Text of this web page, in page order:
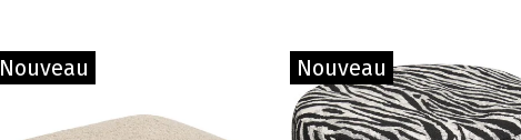
Nouveau Nouveau